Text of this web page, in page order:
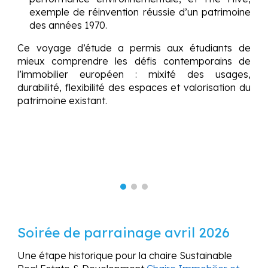
exemple de réinvention réussie d’un patrimoine
des années 1970.
Ce voyage d’étude a permis aux étudiants de
mieux comprendre les défis contemporains de
l’immobilier européen : mixité des usages,
durabilité, flexibilité des espaces et valorisation du
patrimoine existant.
Soirée de parrainage avril 2026
Une étape historique pour la chaire Sustainable